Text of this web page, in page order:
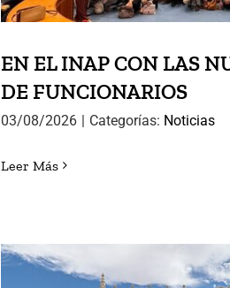
EN EL INAP CON LAS
DE FUNCIONARIOS
03/08/2026 | Categorías: Noticias
Leer Más